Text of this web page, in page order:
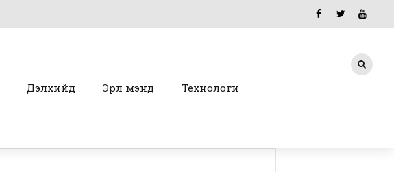
Дэлхийд Эрүүл мэнд Технологи